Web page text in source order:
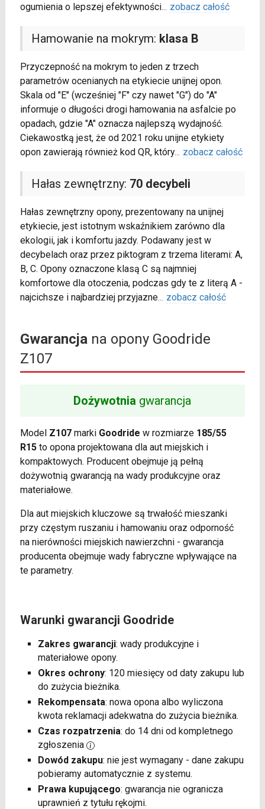
ogumienia o lepszej efektywności... zobacz całość
Hamowanie na mokrym: klasa B
Przyczepność na mokrym to jeden z trzech
parametrów ocenianych na etykiecie unijnej opon.
Skala od "E" (wcześniej "F" czy nawet "G") do "A"
informuje o długości drogi hamowania na asfalcie po
opadach, gdzie "A" oznacza najlepszą wydajność.
Ciekawostką jest, że od 2021 roku unijne etykiety
opon zawierają również kod QR, który... zobacz całość
Hałas zewnętrzny: 70 decybeli
Hałas zewnętrzny opony, prezentowany na unijnej
etykiecie, jest istotnym wskaźnikiem zarówno dla
ekologii, jak i komfortu jazdy. Podawany jest w
decybelach oraz przez piktogram z trzema literami: A,
B, C. Opony oznaczone klasą C są najmniej
komfortowe dla otoczenia, podczas gdy te z literą A -
najcichsze i najbardziej przyjazne... zobacz całość
Gwarancjana opony Goodride
Z107
Dożywotnia gwarancja
Model Z107marki Goodride w rozmiarze 185/55
R15to opona projektowana dla aut miejskich i
kompaktowych. Producent obejmuje ją pełną
dożywotnią gwarancją na wady produkcyjne oraz
materiałowe.
Dla aut miejskich kluczowe są trwałość mieszanki
przy częstym ruszaniu i hamowaniu oraz odporność
na nierówności miejskich nawierzchni - gwarancja
producenta obejmuje wady fabryczne wpływające na
te parametry.
Warunki gwarancji Goodride
Zakres gwarancji: wady produkcyjne i
materiałowe opony.
Okres ochrony: 120 miesięcy od daty zakupu lub
do zużycia bieżnika.
Rekompensata: nowa opona albo wyliczona
kwota reklamacji adekwatna do zużycia bieżnika.
Czas rozpatrzenia: do 14 dni od kompletnego
zgłoszenia
Dowód zakupu: nie jest wymagany - dane zakupu
pobieramy automatycznie z systemu.
Prawa kupującego: gwarancja nie ogranicza
uprawnień z tytułu rękojmi.